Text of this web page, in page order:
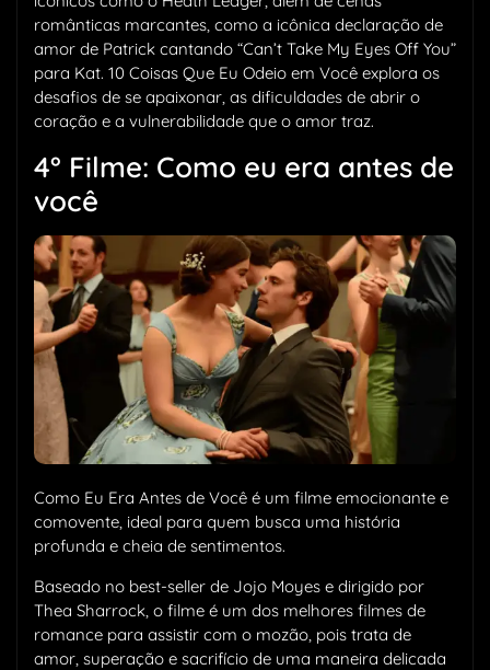
românticas marcantes, como a icônica declaração de
amor de Patrick cantando “Can’t Take My Eyes Off You”
para Kat. 10 Coisas Que Eu Odeio em Você explora os
desafios de se apaixonar, as dificuldades de abrir o
coração e a vulnerabilidade que o amor traz.
4° Filme: Como eu era antes de
você
Como Eu Era Antes de Você é um filme emocionante e
comovente, ideal para quem busca uma história
profunda e cheia de sentimentos.
Baseado no best-seller de Jojo Moyes e dirigido por
Thea Sharrock, o filme é um dos melhores filmes de
romance para assistir com o mozão, pois trata de
amor, superação e sacrifício de uma maneira delicada